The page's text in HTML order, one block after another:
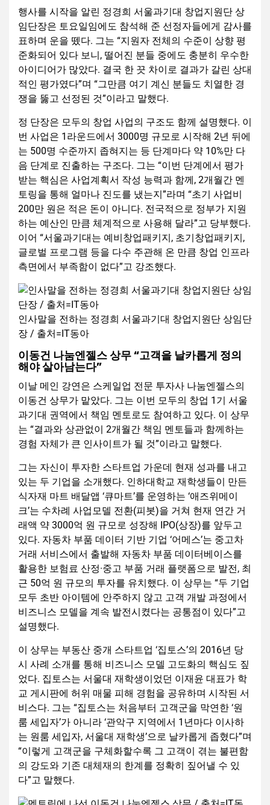
행사를 시작을 알린 정경희 서울과기대 창업지원단 상
임단장은 토요일임에도 참석해 준 선정자들에게 감사를
표하며 운을 뗐다. 그는 “지원자 전체의 수준이 상향 평
준화되어 있다 보니, 떨어진 분들 중에도 충분히 우수한
아이디어가 많았다. 결국 한 끗 차이로 결과가 갈린 상대
적인 평가였다”며 “그만큼 여기 계신 분들도 치열한 경
쟁을 뚫고 선정된 것”이라고 말했다.
정 단장은 모두의 창업 사업의 구조도 함께 설명했다. 이
번 사업은 1라운드에서 3000명 규모로 시작해 2년 뒤에
는 500명 수준까지 좁혀지는 등 단계마다 약 10%만 다
음 단계로 진출하는 구조다. 그는 “이번 단계에서 평가
받는 핵심은 사업계획서 작성 능력과 함께, 2개월간 멘
토링을 통해 얼마나 진도를 냈는지”라며 “초기 사업비
200만 원은 적은 돈이 아니다. 전국적으로 정부가 지원
하는 예산인 만큼 체계적으로 사용해 달라”고 당부했다.
이어 “서울과기대는 예비창업패키지, 초기창업패키지,
글로벌 프로그램 등을 다수 주관해 온 만큼 창업 인프라
측면에서 부족함이 없다”고 강조했다.
인사말을 전하는 정경희 서울과기대 창업지원단 상임단
장 / 출처=IT동아
이동건 나눔엔젤스 상무 “고객을 날카롭게 정의
해야 살아남는다”
이날 메인 강연은 스케일업 전문 투자사 나눔엔젤스의
이동건 상무가 맡았다. 그는 이번 모두의 창업 1기 서울
과기대 권역에서 책임 멘토로도 참여하고 있다. 이 상무
는 “결과와 상관없이 2개월간 책임 멘토들과 함께하는
경험 자체가 큰 인사이트가 될 것”이라고 말했다.
그는 자신이 투자한 스타트업 가운데 현재 성과를 내고
있는 두 기업을 소개했다. 인하대학교 재학생들이 만든
식자재 마트 배달앱 ‘큐마트’를 운영하는 ‘애즈위메이
크’는 수차례 사업모델 전환(피봇)을 거쳐 현재 연간 거
래액 약 3000억 원 규모로 성장해 IPO(상장)를 앞두고
있다. 자동차 부품 데이터 기반 기업 ‘어메스’는 중고차
거래 서비스에서 출발해 자동차 부품 데이터베이스를
활용한 보험료 산정·중고 부품 거래 플랫폼으로 발전, 최
근 50억 원 규모의 투자를 유치했다. 이 상무는 “두 기업
모두 초반 아이템에 안주하지 않고 고객 개발 과정에서
비즈니스 모델을 계속 발전시켰다는 공통점이 있다”고
설명했다.
이 상무는 부동산 중개 스타트업 ‘집토스’의 2016년 당
시 사례 소개를 통해 비즈니스 모델 고도화의 핵심도 짚
었다. 집토스는 서울대 재학생이었던 이재윤 대표가 학
교 게시판에 허위 매물 피해 경험을 공유하며 시작된 서
비스다. 그는 “집토스는 처음부터 고객군을 막연한 ‘원
룸 세입자’가 아니라 ‘관악구 지역에서 1년마다 이사하
는 원룸 세입자, 서울대 재학생’으로 날카롭게 좁혔다”며
“이렇게 고객군을 구체화할수록 그 고객이 겪는 불편함
의 강도와 기존 대체재의 한계를 정확히 짚어낼 수 있
다”고 말했다.